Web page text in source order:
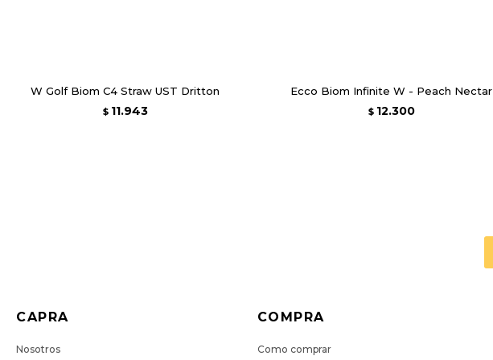
W Golf Biom C4 Straw UST Dritton
$ 11.943
Ecco Biom Infinite W - Peach Nectar
$ 12.300
CAPRA
Nosotros
COMPRA
Como comprar